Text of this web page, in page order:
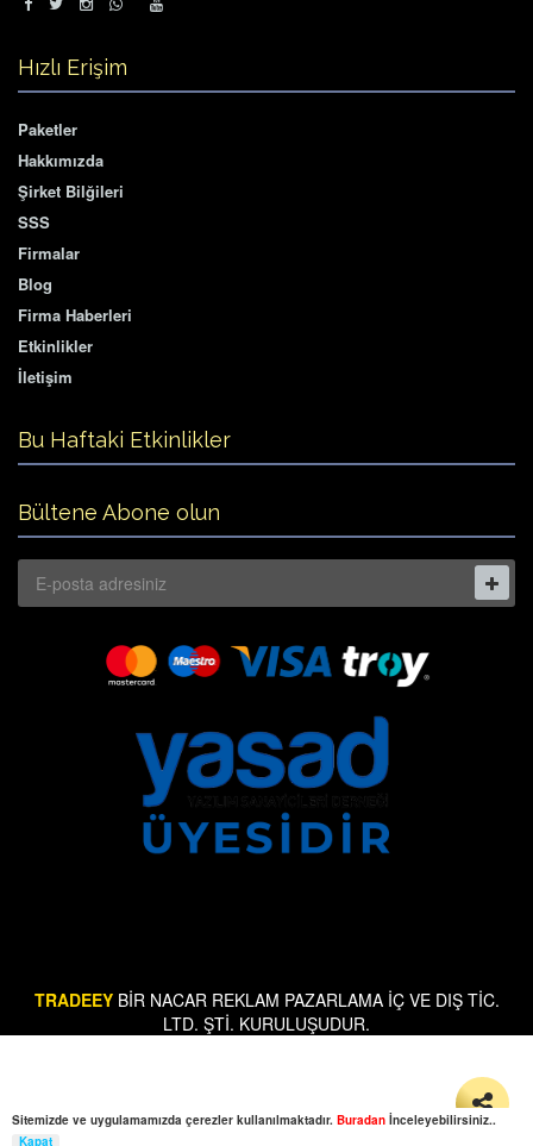
Sitemizde ve uygulamamızda çerezler kullanılmaktadır. Buradan İnceleyebilirsiniz..
Kapat
Hızlı Erişim
Paketler
Hakkımızda
Şirket Bilğileri
SSS
Firmalar
Blog
Firma Haberleri
Etkinlikler
İletişim
Bu Haftaki Etkinlikler
Bültene Abone olun
TRADEEYBİR NACAR REKLAM PAZARLAMA İÇ VE DIŞ TİC.
LTD. ŞTİ. KURULUŞUDUR.